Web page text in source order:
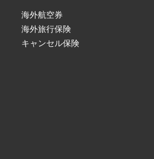
海外航空券
海外旅行保険
キャンセル保険